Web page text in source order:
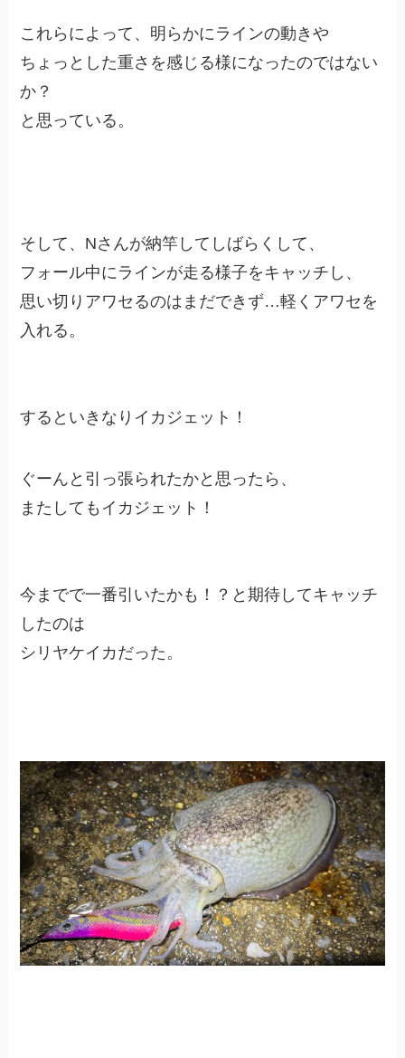
これらによって、明らかにラインの動きや
ちょっとした重さを感じる様になったのではない
か？
と思っている。
そして、Nさんが納竿してしばらくして、
フォール中にラインが走る様子をキャッチし、
思い切りアワセるのはまだできず…軽くアワセを
入れる。
するといきなりイカジェット！
ぐーんと引っ張られたかと思ったら、
またしてもイカジェット！
今までで一番引いたかも！？と期待してキャッチ
したのは
シリヤケイカだった。